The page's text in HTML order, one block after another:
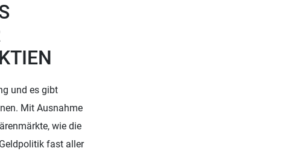
und es gibt
Mit Ausnahme
wie die
fast aller